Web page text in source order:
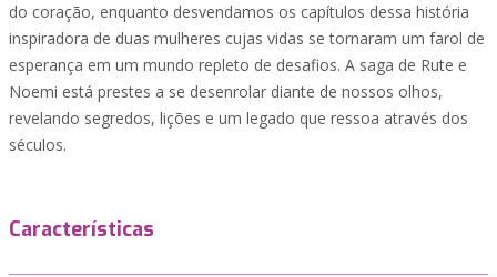
do coração, enquanto desvendamos os capítulos dessa história
inspiradora de duas mulheres cujas vidas se tornaram um farol de
esperança em um mundo repleto de desafios. A saga de Rute e
Noemi está prestes a se desenrolar diante de nossos olhos,
revelando segredos, lições e um legado que ressoa através dos
séculos.
Características